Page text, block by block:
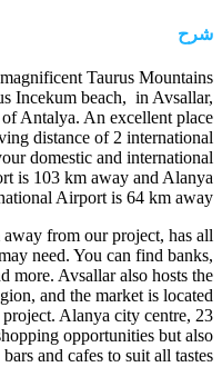
شرح
Taurus Mountains
Incekum beach, in Avsallar,
Antalya. An excellent place
distance of 2 international
domestic and international
is 103 km away and Alanya
Airport is 64 km away.
from our project, has all
need. You can find banks,
more. Avsallar also hosts the
and the market is located
Alanya city centre, 23
opportunities but also
and cafes to suit all tastes.